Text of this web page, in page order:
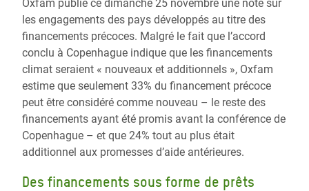
Oxfam publie ce dimanche 25 novembre une note sur
les engagements des pays développés au titre des
financements précoces. Malgré le fait que l’accord
conclu à Copenhague indique que les financements
climat seraient « nouveaux et additionnels », Oxfam
estime que seulement 33% du financement précoce
peut être considéré comme nouveau – le reste des
financements ayant été promis avant la conférence de
Copenhague – et que 24% tout au plus était
additionnel aux promesses d’aide antérieures.
Des financements sous forme de prêts